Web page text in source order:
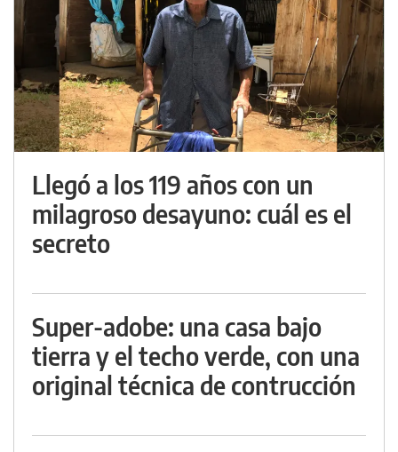
Llegó a los 119 años con un
milagroso desayuno: cuál es el
secreto
Super-adobe: una casa bajo
tierra y el techo verde, con una
original técnica de contrucción